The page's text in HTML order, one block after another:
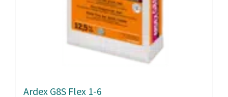
Ardex G8S Flex 1-6